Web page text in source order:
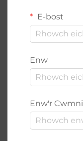
E-bost
Enw
Enw'r Cwmni